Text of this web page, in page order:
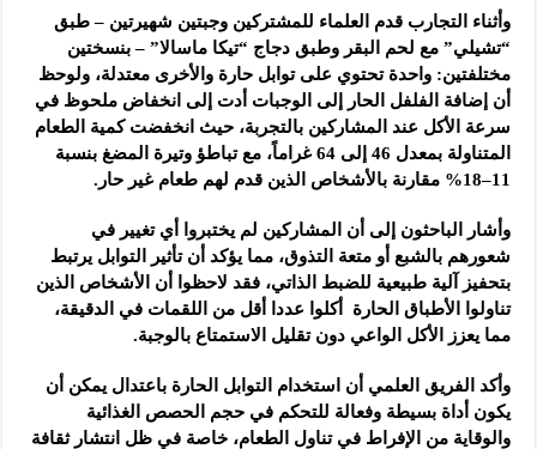
وأثناء التجارب قدم العلماء للمشتركين وجبتين شهيرتين – طبق
“تشيلي” مع لحم البقر وطبق دجاج “تيكا ماسالا” – بنسختين
مختلفتين: واحدة تحتوي على توابل حارة والأخرى معتدلة، ولوحظ
أن إضافة الفلفل الحار إلى الوجبات أدت إلى انخفاض ملحوظ في
سرعة الأكل عند المشاركين بالتجربة، حيث انخفضت كمية الطعام
المتناولة بمعدل 46 إلى 64 غراماً، مع تباطؤ وتيرة المضغ بنسبة
11–18% مقارنة بالأشخاص الذين قدم لهم طعام غير حار.
وأشار الباحثون إلى أن المشاركين لم يختبروا أي تغيير في
شعورهم بالشبع أو متعة التذوق، مما يؤكد أن تأثير التوابل يرتبط
بتحفيز آلية طبيعية للضبط الذاتي، فقد لاحظوا أن الأشخاص الذين
تناولوا الأطباق الحارة أكلوا عددا أقل من اللقمات في الدقيقة،
مما يعزز الأكل الواعي دون تقليل الاستمتاع بالوجبة.
وأكد الفريق العلمي أن استخدام التوابل الحارة باعتدال يمكن أن
يكون أداة بسيطة وفعالة للتحكم في حجم الحصص الغذائية
والوقاية من الإفراط في تناول الطعام، خاصة في ظل انتشار ثقافة